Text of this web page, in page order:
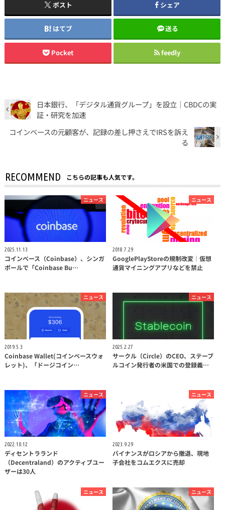
ポスト シェア
はてブ 送る
Pocket feedly
日本銀行、「デジタル通貨グループ」を設立｜CBDCの実
証・研究を加速
コインベースの元顧客が、記録の差し押さえでIRSを訴え
る
RECOMMEND こちらの記事も人気です。
ニュース
2025.11.13
コインベース（Coinbase）、シンガ
ポールで「Coinbase Bu…
ニュース
2018.7.29
GooglePlayStoreの規制改変｜仮想
通貨マイニングアプリなどを禁止
ニュース
2019.5.3
Coinbase Wallet(コインベースウォ
レット)、「ドージコイン…
ニュース
2025.2.27
サークル（Circle）のCEO、ステーブ
ルコイン発行者の米国での登録義…
ニュース
2022.10.12
ディセントラランド
（Decentraland）のアクティブユー
ザーは30人
ニュース
2023.9.29
バイナンスがロシアから撤退、現地
子会社をコムエクスに売却
ニュース ニュース